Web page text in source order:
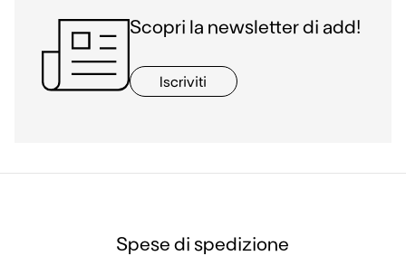
Scopri la newsletter di add!
Iscriviti
Spese di spedizione